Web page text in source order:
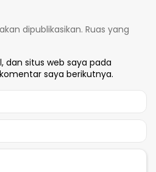
dipublikasikan. Ruas yang
dan situs web saya pada
saya berikutnya.